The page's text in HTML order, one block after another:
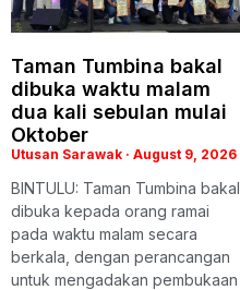
Taman Tumbina bakal
dibuka waktu malam
dua kali sebulan mulai
Oktober
Utusan Sarawak August 9, 2026
BINTULU: Taman Tumbina bakal
dibuka kepada orang ramai
pada waktu malam secara
berkala, dengan perancangan
untuk mengadakan pembukaan